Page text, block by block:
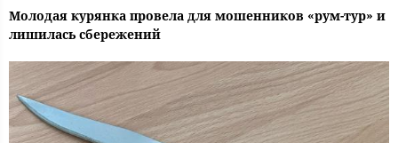
Молодая курянка провела для мошенников «рум-тур» и
лишилась сбережений